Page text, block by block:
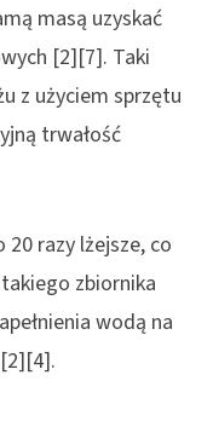
masą uzyskać
[2][7]. Taki
z użyciem sprzętu
trwałość
20 razy lżejsze, co
zbiornika
wodą na